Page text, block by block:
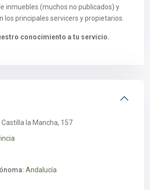
inmuebles (muchos no publicados) y
los principales servicers y propietarios.
conocimiento a tu servicio.
Castilla la Mancha, 157
Andalucía